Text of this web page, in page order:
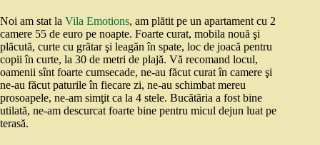
Noi am stat la Vila Emotions, am plătit pe un apartament cu 2
camere 55 de euro pe noapte. Foarte curat, mobila nouă şi
plăcută, curte cu grătar şi leagăn în spate, loc de joacă pentru
copii în curte, la 30 de metri de plajă. Vă recomand locul,
oamenii sînt foarte cumsecade, ne-au făcut curat în camere şi
ne-au făcut paturile în fiecare zi, ne-au schimbat mereu
prosoapele, ne-am simţit ca la 4 stele. Bucătăria a fost bine
utilată, ne-am descurcat foarte bine pentru micul dejun luat pe
terasă.